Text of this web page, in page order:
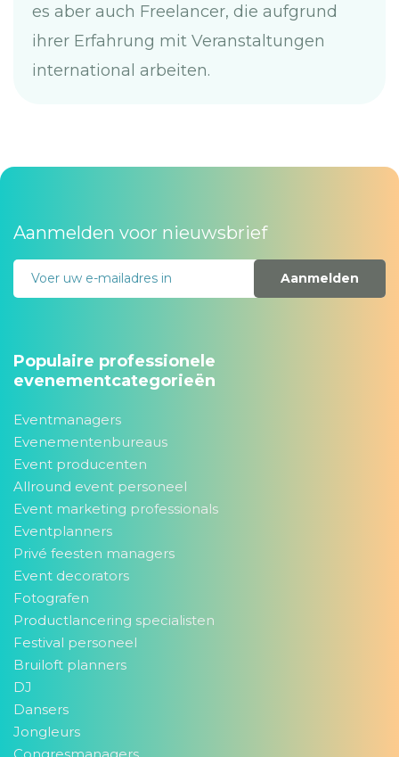
es aber auch Freelancer, die aufgrund
ihrer Erfahrung mit Veranstaltungen
international arbeiten.
Aanmelden voor nieuwsbrief
Aanmelden
Populaire professionele
evenementcategorieën
Eventmanagers
Evenementenbureaus
Event producenten
Allround event personeel
Event marketing professionals
Eventplanners
Privé feesten managers
Event decorators
Fotografen
Productlancering specialisten
Festival personeel
Bruiloft planners
DJ
Dansers
Jongleurs
Congresmanagers